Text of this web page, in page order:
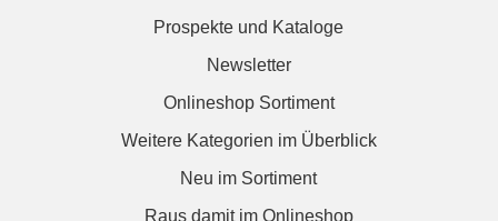
Prospekte und Kataloge
Newsletter
Onlineshop Sortiment
Weitere Kategorien im Überblick
Neu im Sortiment
Raus damit im Onlineshop